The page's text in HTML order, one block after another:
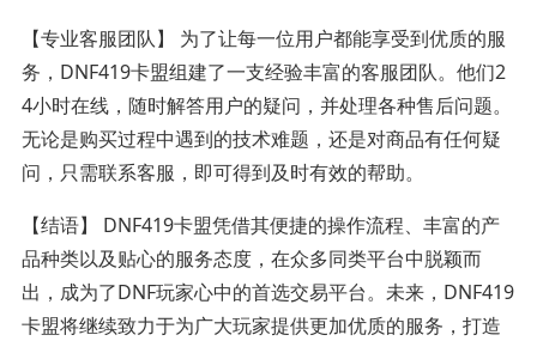
【专业客服团队】 为了让每一位用户都能享受到优质的服
务，DNF419卡盟组建了一支经验丰富的客服团队。他们2
4小时在线，随时解答用户的疑问，并处理各种售后问题。
无论是购买过程中遇到的技术难题，还是对商品有任何疑
问，只需联系客服，即可得到及时有效的帮助。
【结语】 DNF419卡盟凭借其便捷的操作流程、丰富的产
品种类以及贴心的服务态度，在众多同类平台中脱颖而
出，成为了DNF玩家心中的首选交易平台。未来，DNF419
卡盟将继续致力于为广大玩家提供更加优质的服务，打造